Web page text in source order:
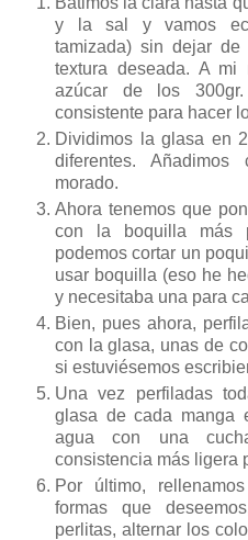
y la sal y vamos
tamizada) sin dejar
textura deseada. A
azúcar de los
consistente para hacer
Dividimos la glasa en
diferentes.
morado.
Ahora tenemos que
con la boquilla más
podemos cortar un
usar boquilla (eso he
y necesitaba una para
Bien, pues ahora,
con la glasa, unas de
si estuviésemos
Una vez perfiladas
glasa de cada manga
agua con una
consistencia más ligera
Por último,
formas que
perlitas, alternar los